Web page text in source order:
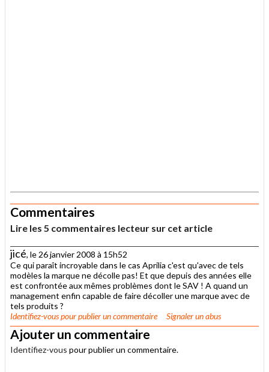
Commentaires
Lire les 5 commentaires lecteur sur cet article
jicé, le 26 janvier 2008 à 15h52
Ce qui paraît incroyable dans le cas Aprilia c'est qu'avec de tels
modèles la marque ne décolle pas! Et que depuis des années elle
est confrontée aux mêmes problèmes dont le SAV ! A quand un
management enfin capable de faire décoller une marque avec de
tels produits ?
Identifiez-vouspour publier un commentaire Signaler un abus
Ajouter un commentaire
Identifiez-vous pour publier un commentaire.